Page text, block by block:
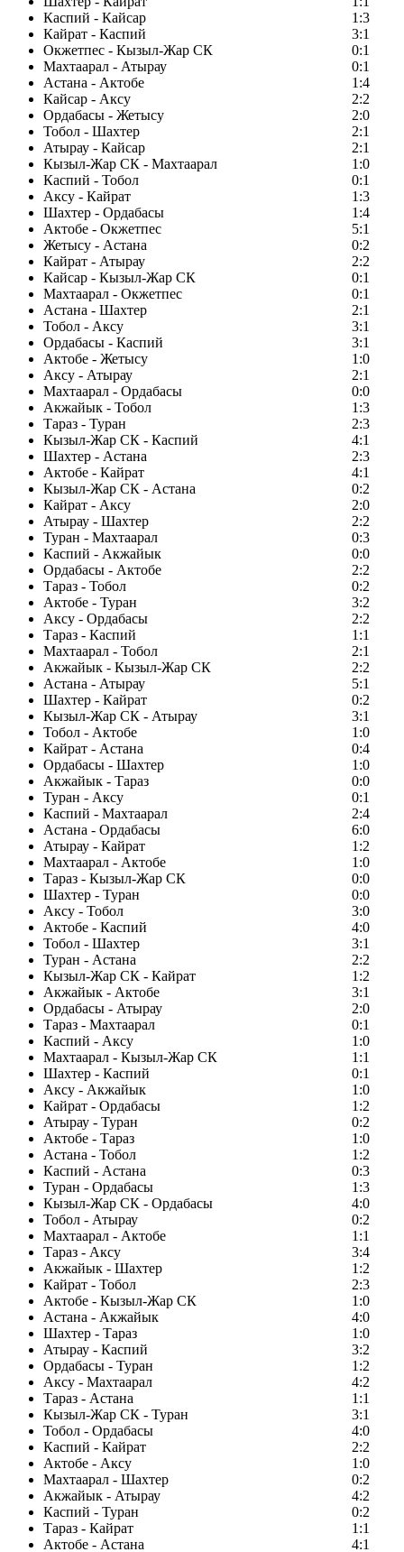
Каспий - Кайсар
1:3
Кайрат - Каспий
3:1
Окжетпес - Кызыл-Жар СК
0:1
Махтаарал - Атырау
0:1
Астана - Актобе
1:4
Кайсар - Аксу
2:2
Ордабасы - Жетысу
2:0
Тобол - Шахтер
2:1
Атырау - Кайсар
2:1
Кызыл-Жар СК - Махтаарал
1:0
Каспий - Тобол
0:1
Аксу - Кайрат
1:3
Шахтер - Ордабасы
1:4
Актобе - Окжетпес
5:1
Жетысу - Астана
0:2
Кайрат - Атырау
2:2
Кайсар - Кызыл-Жар СК
0:1
Махтаарал - Окжетпес
0:1
Астана - Шахтер
2:1
Тобол - Аксу
3:1
Ордабасы - Каспий
3:1
Актобе - Жетысу
1:0
Аксу - Атырау
2:1
Махтаарал - Ордабасы
0:0
Акжайык - Тобол
1:3
Тараз - Туран
2:3
Кызыл-Жар СК - Каспий
4:1
Шахтер - Астана
2:3
Актобе - Кайрат
4:1
Кызыл-Жар СК - Астана
0:2
Кайрат - Аксу
2:0
Атырау - Шахтер
2:2
Туран - Махтаарал
0:3
Каспий - Акжайык
0:0
Ордабасы - Актобе
2:2
Тараз - Тобол
0:2
Актобе - Туран
3:2
Аксу - Ордабасы
2:2
Тараз - Каспий
1:1
Махтаарал - Тобол
2:1
Акжайык - Кызыл-Жар СК
2:2
Астана - Атырау
5:1
Шахтер - Кайрат
0:2
Кызыл-Жар СК - Атырау
3:1
Тобол - Актобе
1:0
Кайрат - Астана
0:4
Ордабасы - Шахтер
1:0
Акжайык - Тараз
0:0
Туран - Аксу
0:1
Каспий - Махтаарал
2:4
Астана - Ордабасы
6:0
Атырау - Кайрат
1:2
Махтаарал - Актобе
1:0
Тараз - Кызыл-Жар СК
0:0
Шахтер - Туран
0:0
Аксу - Тобол
3:0
Актобе - Каспий
4:0
Тобол - Шахтер
3:1
Туран - Астана
2:2
Кызыл-Жар СК - Кайрат
1:2
Акжайык - Актобе
3:1
Ордабасы - Атырау
2:0
Тараз - Махтаарал
0:1
Каспий - Аксу
1:0
Махтаарал - Кызыл-Жар СК
1:1
Шахтер - Каспий
0:1
Аксу - Акжайык
1:0
Кайрат - Ордабасы
1:2
Атырау - Туран
0:2
Актобе - Тараз
1:0
Астана - Тобол
1:2
Каспий - Астана
0:3
Туран - Ордабасы
1:3
Кызыл-Жар СК - Ордабасы
4:0
Тобол - Атырау
0:2
Махтаарал - Актобе
1:1
Тараз - Аксу
3:4
Акжайык - Шахтер
1:2
Кайрат - Тобол
2:3
Актобе - Кызыл-Жар СК
1:0
Астана - Акжайык
4:0
Шахтер - Тараз
1:0
Атырау - Каспий
3:2
Ордабасы - Туран
1:2
Аксу - Махтаарал
4:2
Тараз - Астана
1:1
Кызыл-Жар СК - Туран
3:1
Тобол - Ордабасы
4:0
Каспий - Кайрат
2:2
Актобе - Аксу
1:0
Махтаарал - Шахтер
0:2
Акжайык - Атырау
4:2
Каспий - Туран
0:2
Тараз - Кайрат
1:1
Актобе - Астана
4:1